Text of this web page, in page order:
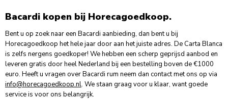
Bacardi kopen bij Horecagoedkoop.
Bent u op zoek naar een Bacardi aanbieding, dan bent u bij
Horecagoedkoop het hele jaar door aan het juiste adres. De Carta Blanca
is zelfs nergens goedkoper! We hebben een scherp geprijsd aanbod en
leveren gratis door heel Nederland bij een bestelling boven de €1000
euro. Heeft u vragen over Bacardi rum neem dan contact met ons op via
info@horecagoedkoop.nl. We staan graag voor u klaar, want goede
service is voor ons belangrijk.